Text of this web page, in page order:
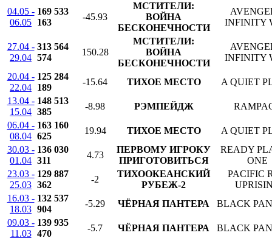
04.05 -
06.05
169 533
163
-45.93
МСТИТЕЛИ:
ВОЙНА
БЕСКОНЕЧНОСТИ
INFINITY
27.04 -
29.04
313 564
574
150.28
МСТИТЕЛИ:
ВОЙНА
БЕСКОНЕЧНОСТИ
INFINITY
20.04 -
22.04
125 284
189
-15.64 ТИХОЕ МЕСТО
A QUIET
13.04 -
15.04
148 513
385
-8.98 РЭМПЕЙДЖ
06.04 -
08.04
163 160
625
19.94 ТИХОЕ МЕСТО
A QUIET
30.03 -
01.04
136 030
311
4.73
ПЕРВОМУ ИГРОКУ
ПРИГОТОВИТЬСЯ
READY
ONE
23.03 -
25.03
129 887
362
-2
ТИХООКЕАНСКИЙ
РУБЕЖ-2
PACIFIC
16.03 -
18.03
132 537
904
-5.29 ЧЁРНАЯ ПАНТЕРА
BLACK
09.03 -
11.03
139 935
470
-5.7 ЧЁРНАЯ ПАНТЕРА
BLACK